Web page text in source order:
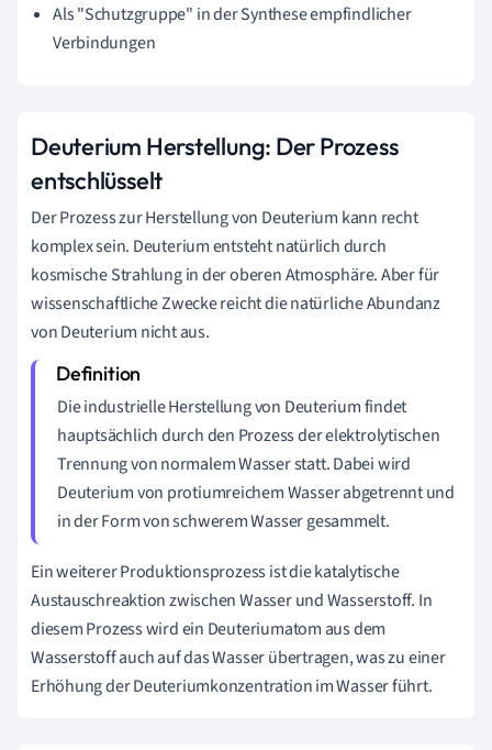
Als "Schutzgruppe" in der Synthese empfindlicher
Verbindungen
Deuterium Herstellung: Der Prozess
entschlüsselt
Der Prozess zur Herstellung von Deuterium kann recht
komplex sein. Deuterium entsteht natürlich durch
kosmische Strahlung in der oberen Atmosphäre. Aber für
wissenschaftliche Zwecke reicht die natürliche Abundanz
von Deuterium nicht aus.
Die industrielle Herstellung von Deuterium findet
hauptsächlich durch den Prozess der elektrolytischen
Trennung von normalem Wasser statt. Dabei wird
Deuterium von protiumreichem Wasser abgetrennt und
in der Form von schwerem Wasser gesammelt.
Ein weiterer Produktionsprozess ist die katalytische
Austauschreaktion zwischen Wasser und Wasserstoff. In
diesem Prozess wird ein Deuteriumatom aus dem
Wasserstoff auch auf das Wasser übertragen, was zu einer
Erhöhung der Deuteriumkonzentration im Wasser führt.